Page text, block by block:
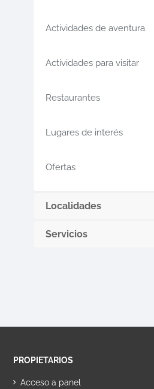
Actividades de aventura
Actividades para visitar
Restaurantes
Lugares de interés
Ofertas
Localidades
Servicios
PROPIETARIOS
Acceso a panel